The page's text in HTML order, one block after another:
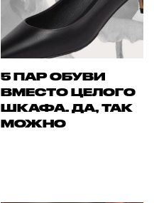
5 ПАР ОБУВИ
ВМЕСТО ЦЕЛОГО
ШКАФА. ДА, ТАК
МОЖНО